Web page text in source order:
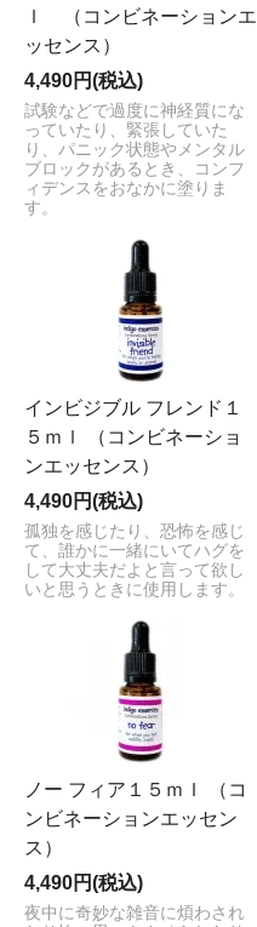
ｌ （コンビネーションエ
ッセンス）
4,490円(税込)
試験などで過度に神経質にな
っていたり、緊張していた
り、パニック状態やメンタル
ブロックがあるとき、コンフ
ィデンスをおなかに塗りま
す。
インビジブル フレンド１
５ｍｌ （コンビネーショ
ンエッセンス）
4,490円(税込)
孤独を感じたり、恐怖を感じ
て、誰かに一緒にいてハグを
して大丈夫だよと言って欲し
いと思うときに使用します。
ノー フィア１５ｍｌ （コ
ンビネーションエッセン
ス）
4,490円(税込)
夜中に奇妙な雑音に煩わされ